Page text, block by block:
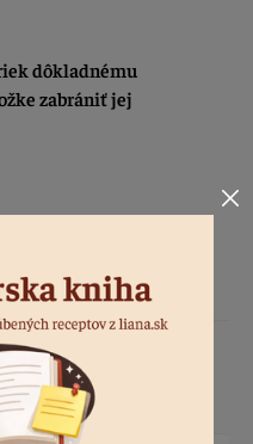
dôkladnému
zabrániť jej